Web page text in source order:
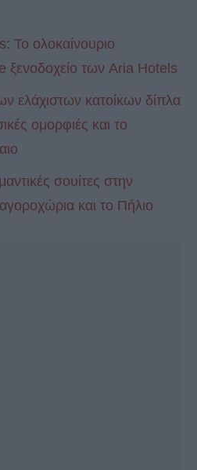
Το ολοκαίνουριο
ξενοδοχείο των Aria Hotels
ελάχιστων κατοίκων δίπλα
ομορφιές και το
σουίτες στην
και το Πήλιο